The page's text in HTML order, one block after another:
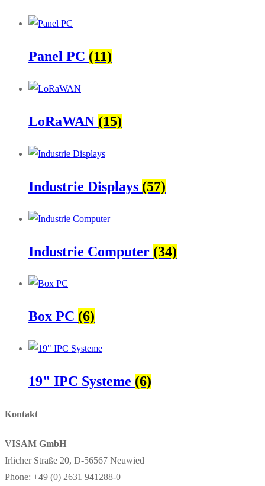
Panel PC (11)
LoRaWAN (15)
Industrie Displays (57)
Industrie Computer (34)
Box PC (6)
19" IPC Systeme (6)
Kontakt
VISAM GmbH
Irlicher Straße 20, D-56567 Neuwied
Phone: +49 (0) 2631 941288-0